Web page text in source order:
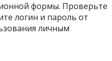
формы. Проверьте
логин и пароль от
личным